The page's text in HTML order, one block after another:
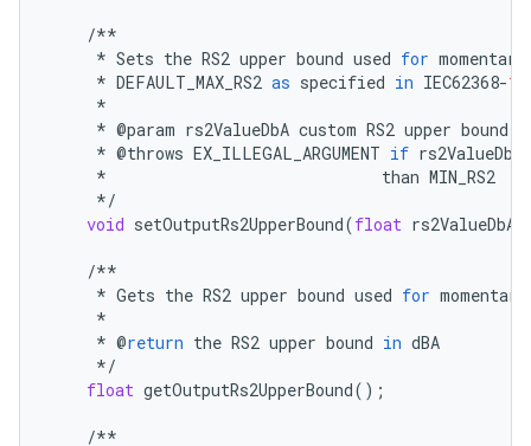
/**
* Sets the RS2 upper bound used for momentary
* DEFAULT_MAX_RS2 as specified in IEC62368-1
*
* @param rs2ValueDbA custom RS2 upper bound
* @throws EX_ILLEGAL_ARGUMENT if rs2ValueDbA
*
than MIN_RS2
*/
void setOutputRs2UpperBound(float rs2ValueDbA
/**
* Gets the RS2 upper bound used for momentary
*
* @return the RS2 upper bound in dBA
*/
float getOutputRs2UpperBound();
/**